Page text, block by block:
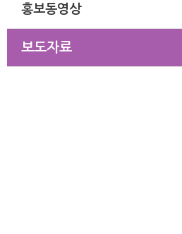
홍보동영상
보도자료